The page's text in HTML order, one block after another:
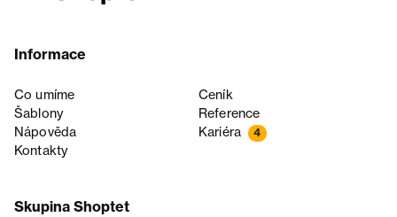
Informace
Co umíme
Ceník
Šablony
Reference
Nápověda
Kariéra 4
Kontakty
Skupina Shoptet